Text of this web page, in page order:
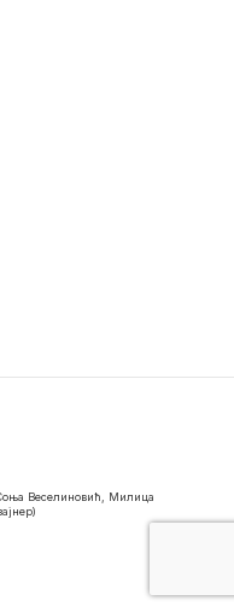
Веселиновић, Милица